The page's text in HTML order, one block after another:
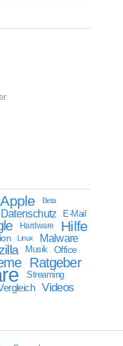
Apple
Beta
Datenschutz E-Mail
Hardware Hilfe
Linux Malware
Musik Office
Ratgeber
Streaming
Videos